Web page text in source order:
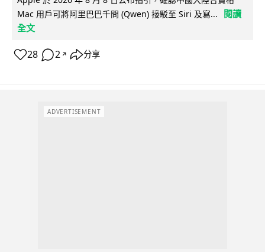
Mac 用戶可將阿里巴巴千問 (Qwen) 接駁至 Siri 及寫...
閱讀
全文
28 2 ↗ 分享
ADVERTISEMENT